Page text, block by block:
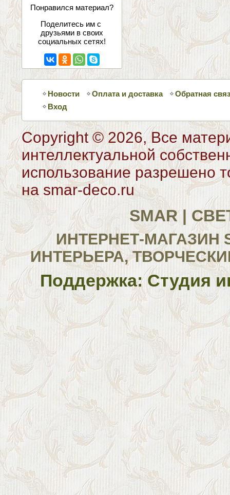
соцсетях
Понравился материал?
Поделитесь им с
друзьями в своих
социальных сетях!
Новости Оплата и доставка
Обратная
Вход
Copyright © 2026, Все
интеллектуальной
использование разрешено
на smar-deco.ru
SMAR |
ИНТЕРНЕТ-МАГАЗИН
ИНТЕРЬЕРА,
Поддержка: Студия